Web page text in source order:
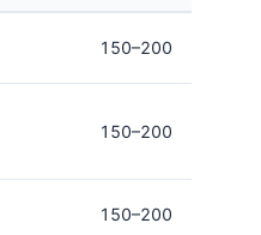
150–200
150–200
150–200